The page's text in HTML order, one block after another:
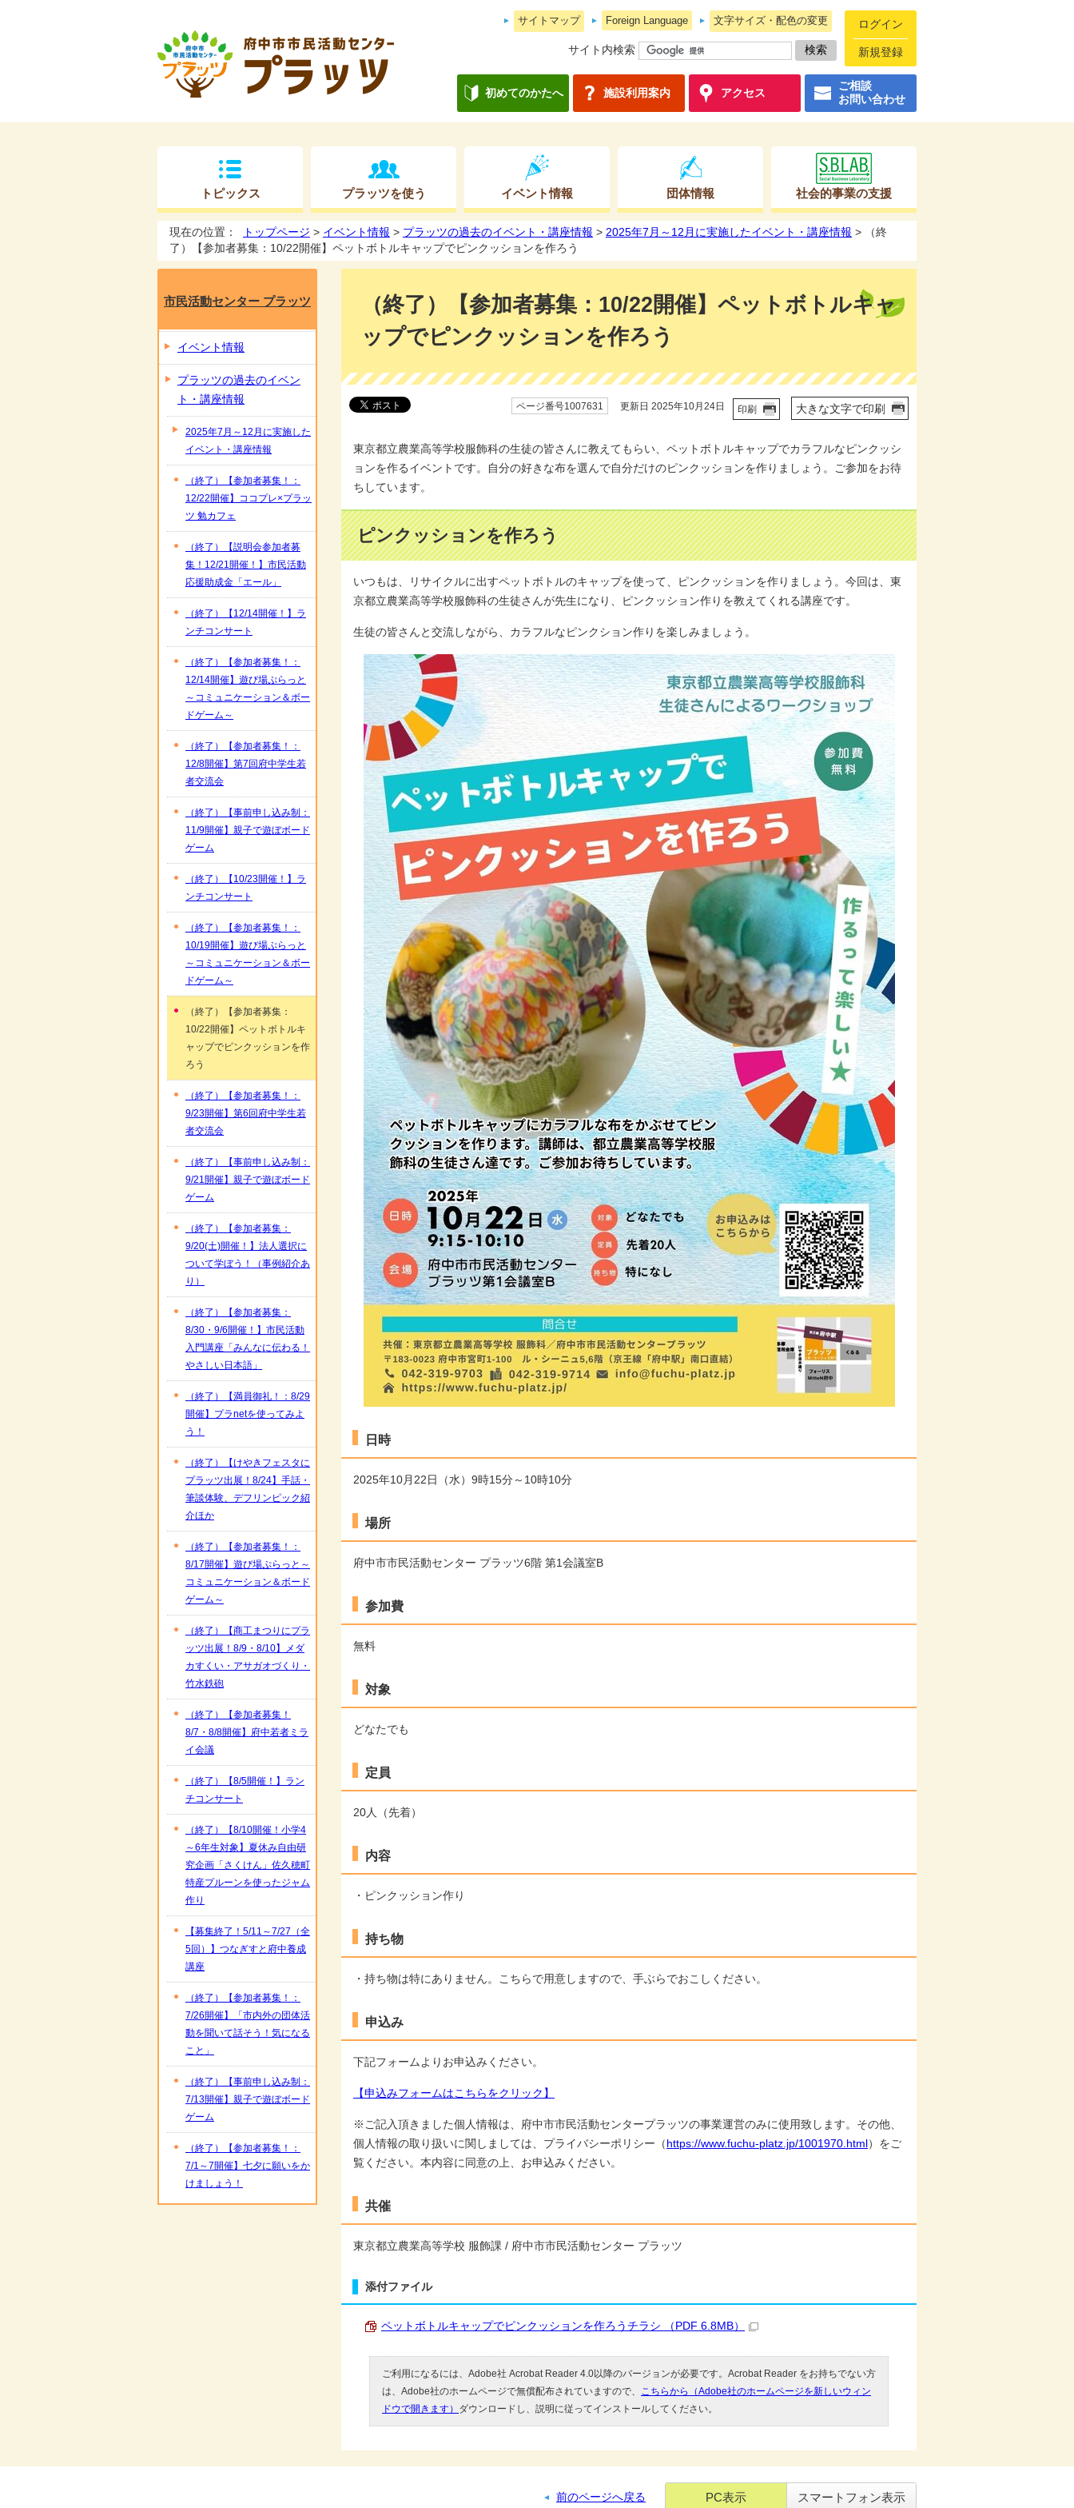
サイトマップ Foreign Language 文字サイズ・配色の変更 ログイン
新規登録
サイト内検索
初めてのかたへ 施設利用案内 アクセス
ご相談
お問い合わせ
トピックス プラッツを使う イベント情報 団体情報 社会的事業の支援
現在の位置： トップページ > イベント情報 > プラッツの過去のイベント・講座情報 > 2025年7月～12月に実施したイベント・講座情報 > （終
了）【参加者募集：10/22開催】ペットボトルキャップでピンクッションを作ろう
（終了）【参加者募集：10/22開催】ペットボトルキャ
ップでピンクッションを作ろう
ページ番号1007631 更新日 2025年10月24日 印刷 大きな文字で印刷
東京都立農業高等学校服飾科の生徒の皆さんに教えてもらい、ペットボトルキャップでカラフルなピンクッシ
ョンを作るイベントです。自分の好きな布を選んで自分だけのピンクッションを作りましょう。ご参加をお待
ちしています。
ピンクッションを作ろう
いつもは、リサイクルに出すペットボトルのキャップを使って、ピンクッションを作りましょう。今回は、東
京都立農業高等学校服飾科の生徒さんが先生になり、ピンクッション作りを教えてくれる講座です。
生徒の皆さんと交流しながら、カラフルなピンクション作りを楽しみましょう。
日時
2025年10月22日（水）9時15分～10時10分
場所
府中市市民活動センター プラッツ6階 第1会議室B
参加費
無料
対象
どなたでも
定員
20人（先着）
内容
・ピンクッション作り
持ち物
・持ち物は特にありません。こちらで用意しますので、手ぶらでおこしください。
申込み
下記フォームよりお申込みください。
【申込みフォームはこちらをクリック】
※ご記入頂きました個人情報は、府中市市民活動センタープラッツの事業運営のみに使用致します。その他、
個人情報の取り扱いに関しましては、プライバシーポリシー（ https://www.fuchu-platz.jp/1001970.html ）をご
覧ください。本内容に同意の上、お申込みください。
共催
東京都立農業高等学校 服飾課 / 府中市市民活動センター プラッツ
添付ファイル
ペットボトルキャップでピンクッションを作ろうチラシ （PDF 6.8MB）
ご利用になるには、Adobe社 Acrobat Reader 4.0以降のバージョンが必要です。Acrobat Reader をお持ちでない方
は、Adobe社のホームページで無償配布されていますので、 こちらから（Adobe社のホームページを新しいウィン
ドウで開きます） ダウンロードし、説明に従ってインストールしてください。
市民活動センター プラッツ
イベント情報
プラッツの過去のイベン
ト・講座情報
2025年7月～12月に実施した
イベント・講座情報
（終了）【参加者募集！：
12/22開催】ココプレ×プラッ
ツ 勉カフェ
（終了）【説明会参加者募
集！12/21開催！】市民活動
応援助成金「エール」
（終了）【12/14開催！】ラ
ンチコンサート
（終了）【参加者募集！：
12/14開催】遊び場ぷらっと
～コミュニケーション＆ボー
ドゲーム～
（終了）【参加者募集！：
12/8開催】第7回府中学生若
者交流会
（終了）【事前申し込み制：
11/9開催】親子で遊ぼボード
ゲーム
（終了）【10/23開催！】ラ
ンチコンサート
（終了）【参加者募集！：
10/19開催】遊び場ぷらっと
～コミュニケーション＆ボー
ドゲーム～
（終了）【参加者募集：
10/22開催】ペットボトルキ
ャップでピンクッションを作
ろう
（終了）【参加者募集！：
9/23開催】第6回府中学生若
者交流会
（終了）【事前申し込み制：
9/21開催】親子で遊ぼボード
ゲーム
（終了）【参加者募集：
9/20(土)開催！】法人選択に
ついて学ぼう！（事例紹介あ
り）
（終了）【参加者募集：
8/30・9/6開催！】市民活動
入門講座「みんなに伝わる！
やさしい日本語」
（終了）【満員御礼！：8/29
開催】プラnetを使ってみよ
う！
（終了）【けやきフェスタに
プラッツ出展！8/24】手話・
筆談体験、デフリンピック紹
介ほか
（終了）【参加者募集！：
8/17開催】遊び場ぷらっと～
コミュニケーション＆ボード
ゲーム～
（終了）【商工まつりにプラ
ッツ出展！8/9・8/10】メダ
カすくい・アサガオづくり・
竹水鉄砲
（終了）【参加者募集！
8/7・8/8開催】府中若者ミラ
イ会議
（終了）【8/5開催！】ラン
チコンサート
（終了）【8/10開催！小学4
～6年生対象】夏休み自由研
究企画「さくけん」佐久穂町
特産プルーンを使ったジャム
作り
【募集終了！5/11～7/27（全
5回）】つなぎすと府中養成
講座
（終了）【参加者募集！：
7/26開催】「市内外の団体活
動を聞いて話そう！気になる
こと」
（終了）【事前申し込み制：
7/13開催】親子で遊ぼボード
ゲーム
（終了）【参加者募集！：
7/1～7開催】七夕に願いをか
けましょう！
前のページへ戻る PC表示 スマートフォン表示